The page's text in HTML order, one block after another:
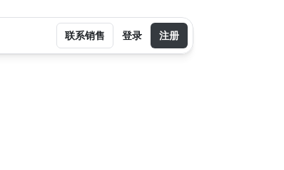
联系销售 登录 注册